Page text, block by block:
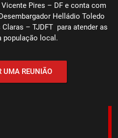
Pires – DF e conta com
Helládio Toledo
– TJDFT para atender as
população local.
UMA REUNIÃO